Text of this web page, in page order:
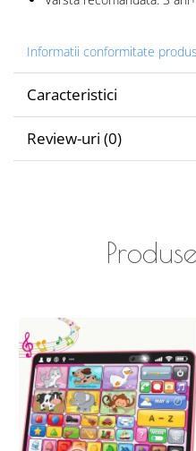
Informatii conformitate produs
Caracteristici
Review-uri (0)